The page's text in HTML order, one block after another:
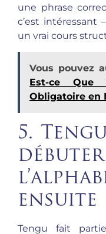
une phrase
c’est intéressant
un vrai cours
Vous pouvez
Est-ce Que
Obligatoire en
5.
ensuite
Tengu fait